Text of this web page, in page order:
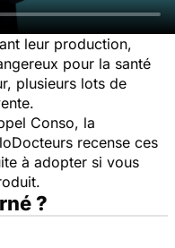
leur production,
pour la santé
plusieurs lots de
Conso, la
recense ces
à adopter si vous
?